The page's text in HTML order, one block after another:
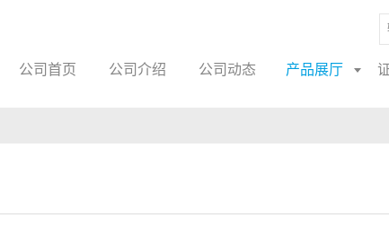
公司首页 公司介绍 公司动态 产品展厅